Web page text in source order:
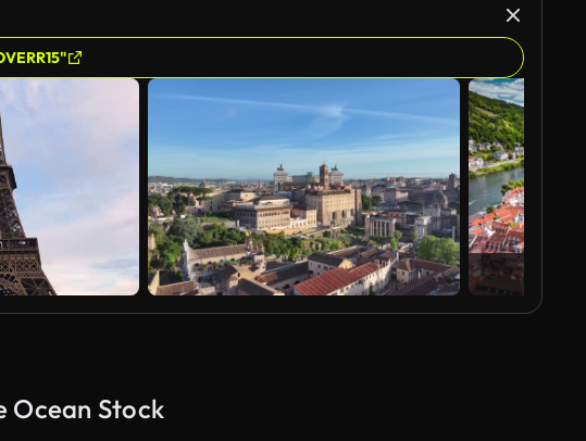
Ocean Stock